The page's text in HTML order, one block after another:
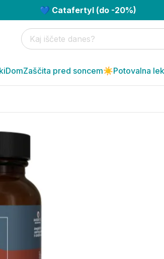
💙 Catafertyl (do -20%)
DomZaščita pred soncem☀️Potovalna